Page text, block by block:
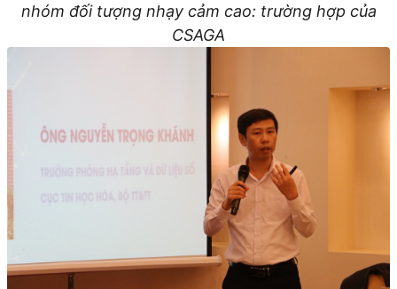
nhóm đối tượng nhạy cảm cao: trường hợp của
CSAGA